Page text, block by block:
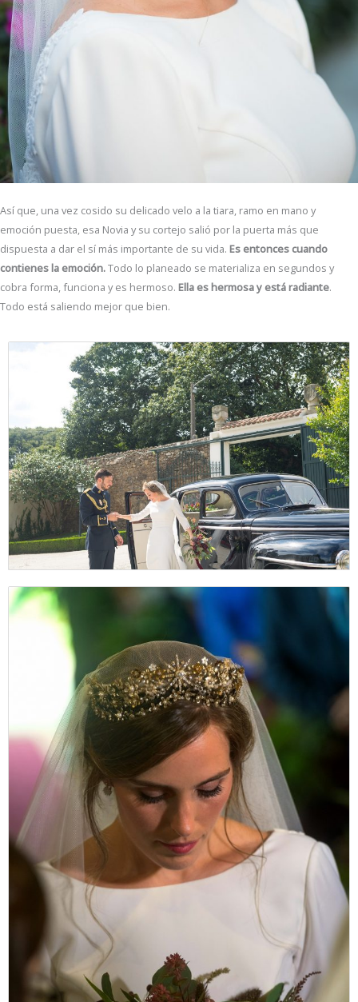
Así que, una vez cosido su delicado velo a la tiara, ramo en mano y
emoción puesta, esa Novia y su cortejo salió por la puerta más que
dispuesta a dar el sí más importante de su vida. Es entonces cuando
contienes la emoción.Todo lo planeado se materializa en segundos y
cobra forma, funciona y es hermoso. Ella es hermosa y está radiante.
Todo está saliendo mejor que bien.